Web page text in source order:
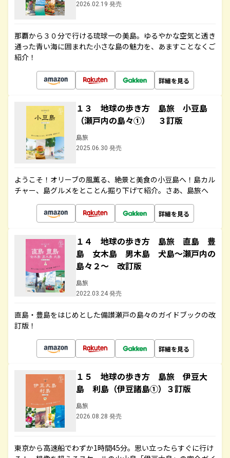
2026.02.19 発売
那覇から３０分で行ける琉球一の美島。ゆるやかな空気と透き
通った青い海に囲まれた小さな島の魅力を、あますことなくご
紹介！
詳細を見る
１３ 地球の歩き方 島旅 小豆島
（瀬戸内の島々①） ３訂版
島旅
2025.06.30 発売
ようこそ！オリーブの風薫る、絶景と美食の小豆島へ！島カル
チャー、島グルメをとことん掘り下げて紹介。さあ、島旅へ
詳細を見る
１４ 地球の歩き方 島旅 直島 豊
島 女木島 男木島 犬島～瀬戸内の
島々２～ 改訂版
島旅
2022.03.24 発売
直島・豊島をはじめとした備讃瀬戸の島々のガイドブックの改
訂版！
詳細を見る
１５ 地球の歩き方 島旅 伊豆大
島 利島（伊豆諸島①）３訂版
島旅
2026.08.28 発売
東京から高速船でわずか1時間45分。思い立ったらすぐに行け